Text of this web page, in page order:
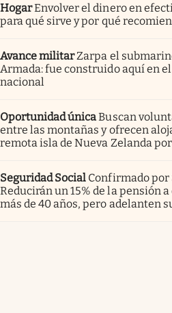
HogarEnvolver el dinero en
para qué sirve y por qué
Avance militarZarpa el
Armada: fue construido aquí en
nacional
Oportunidad únicaBuscan
entre las montañas y ofrecen
remota isla de Nueva Zelanda
Seguridad Social Confirmado por
Reducirán un 15% de la pensión
más de 40 años, pero adelanten